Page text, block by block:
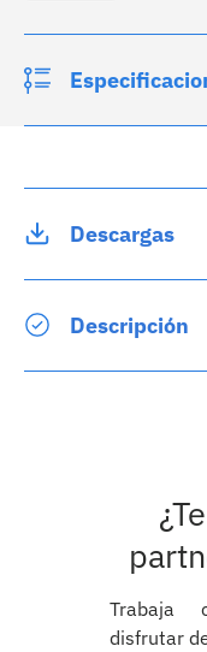
Descargas
Descripción
Trabaja
disfrutar